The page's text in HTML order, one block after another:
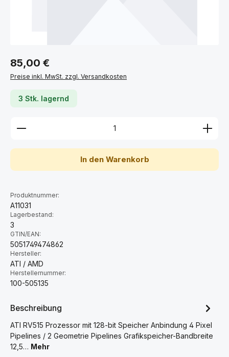
Regulärer Preis:
85,00 €
Preise inkl. MwSt. zzgl. Versandkosten
3 Stk. lagernd
Produkt Anzahl: Gib den gewünschten Wert ein
In den Warenkorb
Produktnummer:
A11031
Lagerbestand:
3
GTIN/EAN:
5051749474862
Hersteller:
ATI / AMD
Herstellernummer:
100-505135
Beschreibung
ATI RV515 Prozessor mit 128-bit Speicher Anbindung 4 Pixel
Pipelines / 2 Geometrie Pipelines Grafikspeicher-Bandbreite
12,5… Mehr